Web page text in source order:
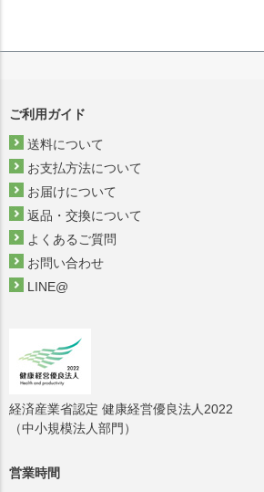
ご利用ガイド
送料について
お支払方法について
お届けについて
返品・交換について
よくあるご質問
お問い合わせ
LINE@
経済産業省認定 健康経営優良法人2022
（中小規模法人部門）
営業時間